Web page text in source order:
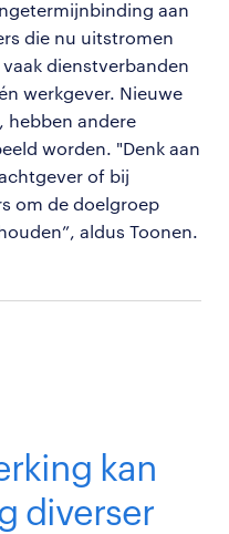
aan
die nu uitstromen
dienstverbanden
werkgever. Nieuwe
, hebben andere
worden. "Denk aan
of bij
om de doelgroep
aldus Toonen.
kan
diverser